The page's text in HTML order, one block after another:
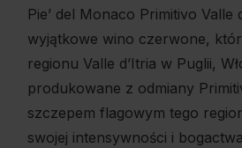
Pie’ del Monaco Primitivo Valle
wyjątkowe wino czerwone,
regionu Valle d’Itria w Puglii,
produkowane z odmiany
szczepem flagowym tego
swojej intensywności i